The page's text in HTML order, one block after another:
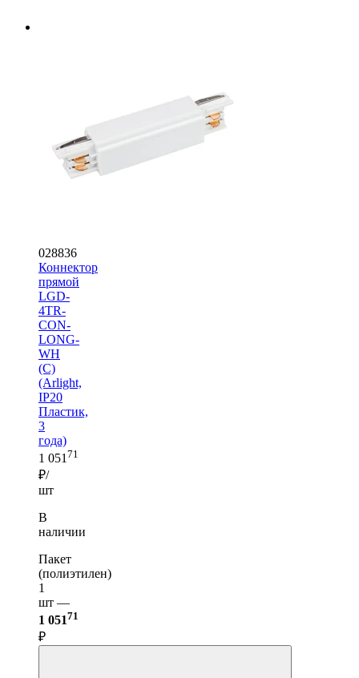
028836
Коннектор
прямой
LGD-
4TR-
CON-
LONG-
WH
(C)
(Arlight,
IP20
Пластик,
3
года)
1 051 71
₽/
шт
В
наличии
Пакет
(полиэтилен)
1
шт —
1 05171
₽